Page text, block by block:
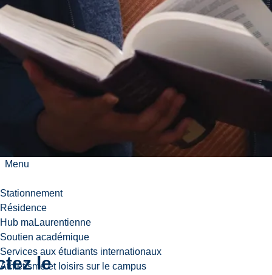
Menu
Stationnement
Résidence
Hub maLaurentienne
Soutien académique
Services aux étudiants internationaux
Athlétisme et loisirs sur le campus
d’un
qui
offrir
en aide
de 9 h à
le